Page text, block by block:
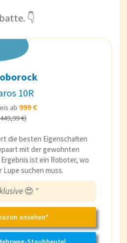
👇
10R
ab 999 €
€)
die besten Eigenschaften
mit der gewohnten
ist ein Roboter, wo
Lupe suchen muss.
😍 "
ansehen*